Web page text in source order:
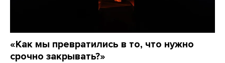
«Как мы превратились в то, что нужно
срочно закрывать?»